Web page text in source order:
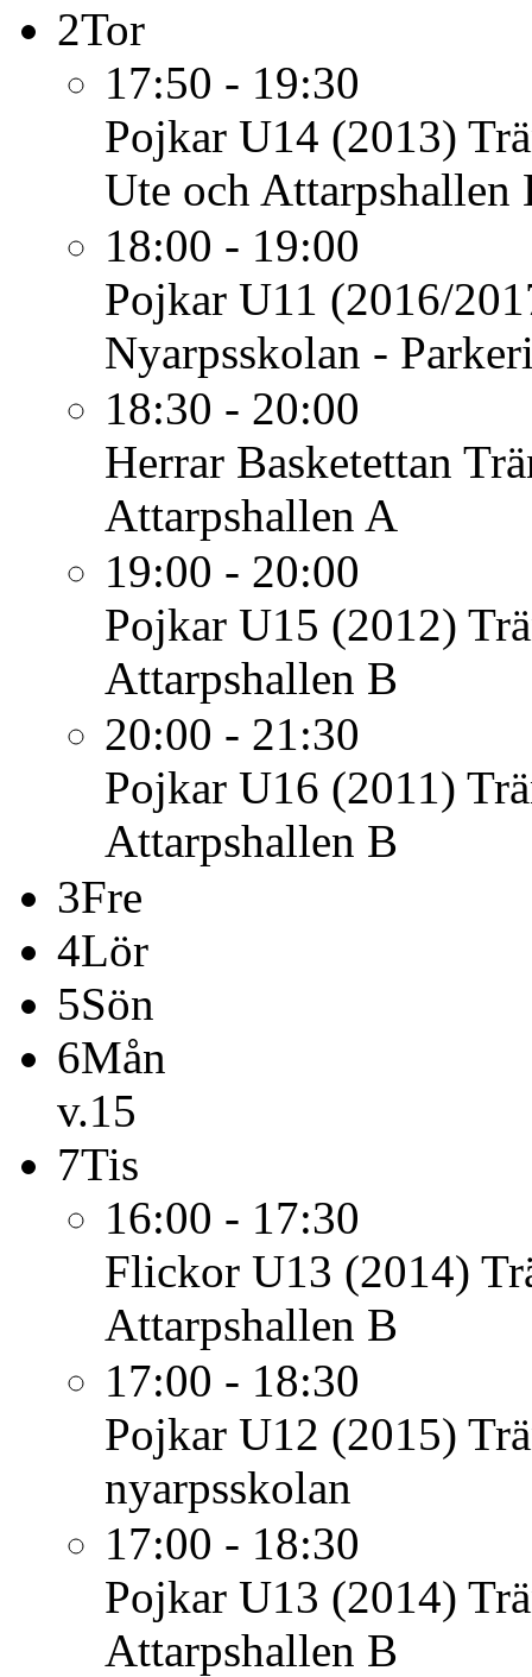
2Tor
17:50 - 19:30
Pojkar U14 (2013)
Ute och Attarpshallen
18:00 - 19:00
Pojkar U11 (2016/
Nyarpsskolan -
18:30 - 20:00
Herrar Basketettan
Attarpshallen A
19:00 - 20:00
Pojkar U15 (2012)
Attarpshallen B
20:00 - 21:30
Pojkar U16 (2011)
Attarpshallen B
3Fre
4Lör
5Sön
6Mån
v.15
7Tis
16:00 - 17:30
Flickor U13 (2014)
Attarpshallen B
17:00 - 18:30
Pojkar U12 (2015)
nyarpsskolan
17:00 - 18:30
Pojkar U13 (2014)
Attarpshallen B